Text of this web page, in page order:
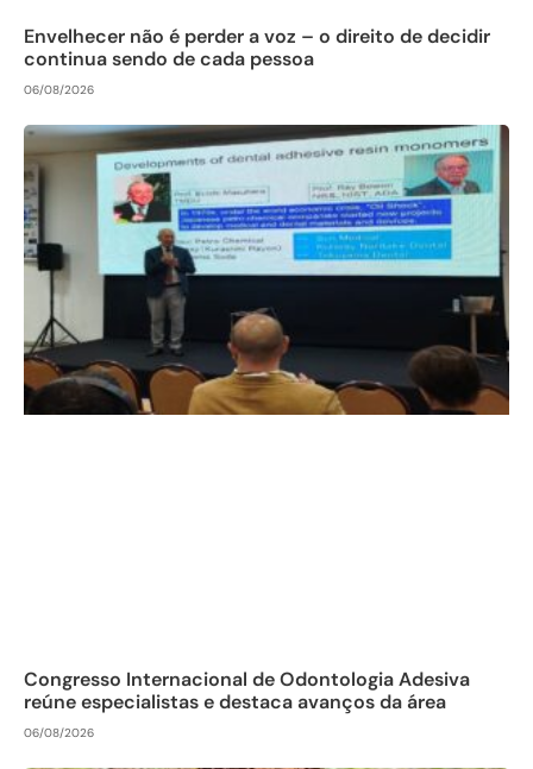
Envelhecer não é perder a voz – o direito de decidir
continua sendo de cada pessoa
06/08/2026
Congresso Internacional de Odontologia Adesiva
reúne especialistas e destaca avanços da área
06/08/2026